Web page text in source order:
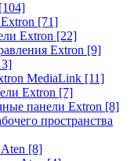
[104]
[71]
Extron [22]
Extron [9]
MediaLink [11]
Extron [7]
панели Extron [8]
пространства
[8]